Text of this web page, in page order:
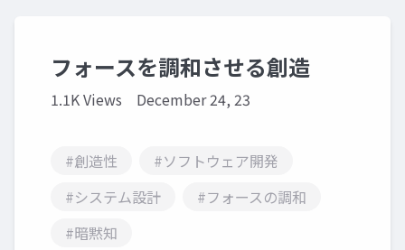
フォースを調和させる創造
1.1K Views December 24, 23
#創造性
#ソフトウェア開発
#システム設計
#フォースの調和
#暗黙知